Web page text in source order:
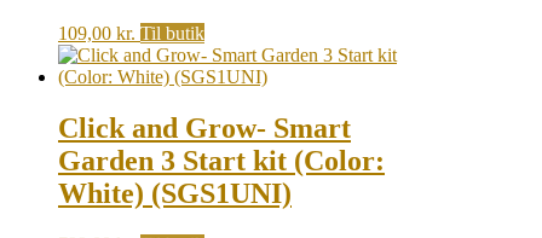
109,00 kr. Til butik
Click and Grow- Smart
Garden 3 Start kit (Color:
White) (SGS1UNI)